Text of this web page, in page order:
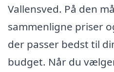
Vallensved. På den
sammenligne priser
der passer bedst til
budget. Når du